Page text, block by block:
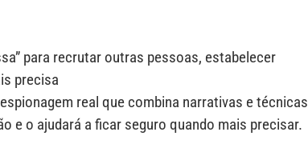
para recrutar outras pessoas, estabelecer
precisa
real que combina narrativas e técnicas
e o ajudará a ficar seguro quando mais precisar.